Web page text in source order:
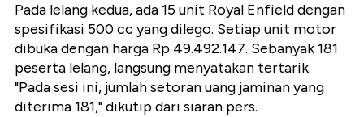
Pada lelang kedua, ada 15 unit Royal Enfield dengan
spesifikasi 500 cc yang dilego. Setiap unit motor
dibuka dengan harga Rp 49.492.147. Sebanyak 181
peserta lelang, langsung menyatakan tertarik.
"Pada sesi ini, jumlah setoran uang jaminan yang
diterima 181," dikutip dari siaran pers.